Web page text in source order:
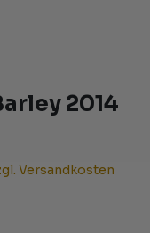
2014
Versandkosten